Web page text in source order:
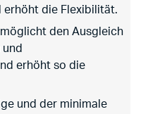
erhöht die Flexibilität.
den Ausgleich
erhöht so die
und der minimale